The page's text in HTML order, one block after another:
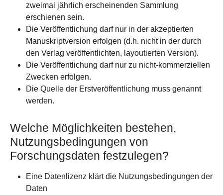
zweimal jährlich erscheinenden Sammlung
erschienen sein.
Die Veröffentlichung darf nur in der akzeptierten
Manuskriptversion erfolgen (d.h. nicht in der durch
den Verlag veröffentlichten, layoutierten Version).
Die Veröffentlichung darf nur zu nicht-kommerziellen
Zwecken erfolgen.
Die Quelle der Erstveröffentlichung muss genannt
werden.
Welche Möglichkeiten bestehen,
Nutzungsbedingungen von
Forschungsdaten festzulegen?
Eine Datenlizenz klärt die Nutzungsbedingungen der
Daten